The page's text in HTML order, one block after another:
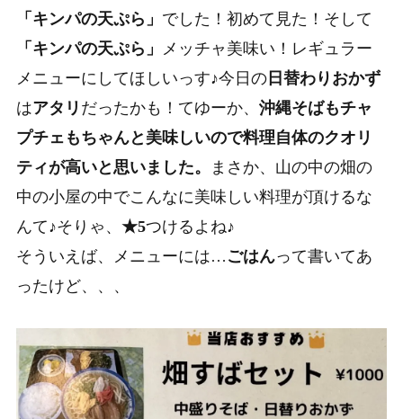
「キンパの天ぷら」 でした！初めて見た！そして
「キンパの天ぷら」 メッチャ美味い！レギュラー
メニューにしてほしいっす♪今日の日替わりおかず
はアタリ だったかも！てゆーか、 沖縄そばもチャ
プチェもちゃんと美味しいので料理自体のクオリ
ティが高いと思いました。
まさか、山の中の畑の
中の小屋の中でこんなに美味しい料理が頂けるな
んて♪そりゃ、 ★5つけるよね♪
そういえば、メニューには… ごはんって書いてあ
ったけど、、、